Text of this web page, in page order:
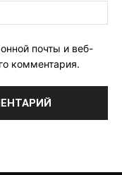
почты и веб-
комментария.